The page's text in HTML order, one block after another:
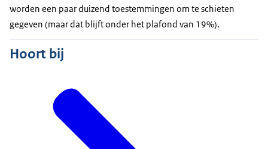
worden een paar duizend toestemmingen om te schieten
gegeven (maar dat blijft onder het plafond van 19%).
Hoort bij